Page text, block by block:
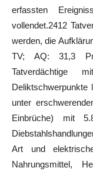
erfassten
vollendet.2412
werden, die
TV; AQ: 31,3
Tatverdächtige
Deliktschwerpunkte
unter
Einbrüche) mit
Art und
Nahrungsmittel,